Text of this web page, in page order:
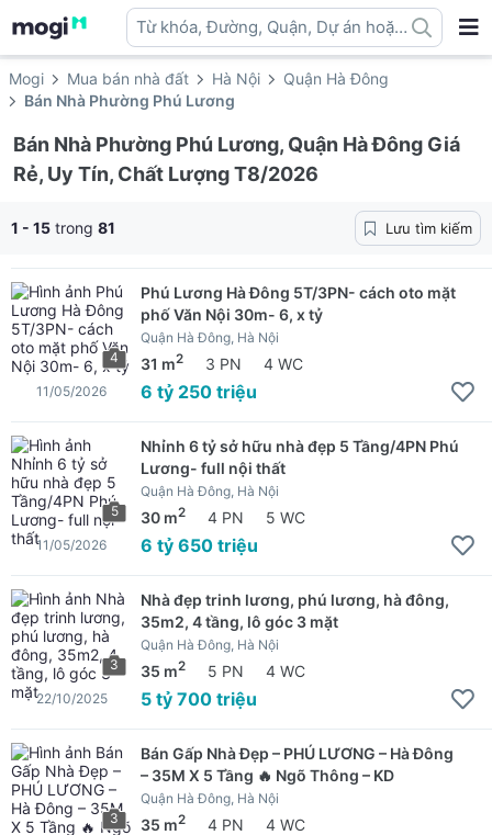
Từ khóa, Đường, Quận, Dự án hoặc
địa danh ...
Mogi Mua bán nhà đất Hà Nội
Quận Hà Đông
Bán Nhà Phường Phú Lương
Bán Nhà Phường Phú Lương, Quận Hà Đông Giá
Rẻ, Uy Tín, Chất Lượng T8/2026
1 - 15 trong 81 Lưu tìm kiếm
4
Phú Lương Hà Đông 5T/3PN- cách oto mặt
phố Văn Nội 30m- 6, x tỷ
Quận Hà Đông, Hà Nội
31 m2 3 PN 4 WC
6 tỷ 250 triệu
11/05/2026
5
Nhỉnh 6 tỷ sở hữu nhà đẹp 5 Tầng/4PN Phú
Lương- full nội thất
Quận Hà Đông, Hà Nội
30 m2 4 PN 5 WC
6 tỷ 650 triệu
11/05/2026
3
Nhà đẹp trinh lương, phú lương, hà đông,
35m2, 4 tầng, lô góc 3 mặt
Quận Hà Đông, Hà Nội
35 m2 5 PN 4 WC
5 tỷ 700 triệu
22/10/2025
3
Bán Gấp Nhà Đẹp – PHÚ LƯƠNG – Hà Đông
– 35M X 5 Tầng 🔥 Ngõ Thông – KD
Quận Hà Đông, Hà Nội
35 m2 4 PN 4 WC